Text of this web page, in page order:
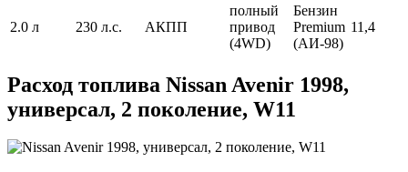
2.0 л 230 л.с. АКПП
полный
привод
(4WD)
Бензин
Premium
(АИ-98)
11,4
Расход топлива Nissan Avenir 1998,
универсал, 2 поколение, W11